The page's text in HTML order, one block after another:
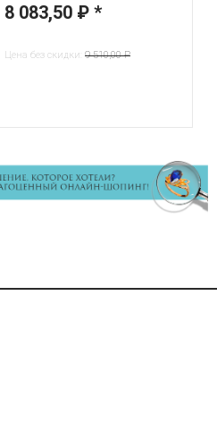
8 083,50 ₽*
Цена без скидки: 9 510,00 ₽